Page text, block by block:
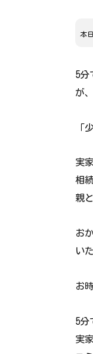
本
5分
が
「
実
相
親
お
い
お
5分
実